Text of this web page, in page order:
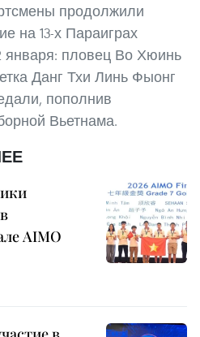
продолжили
на 13-х Параиграх
пловец Во Хюинь
Данг Тхи Линь Фыонг
пополнив
Вьетнама.
AIMO